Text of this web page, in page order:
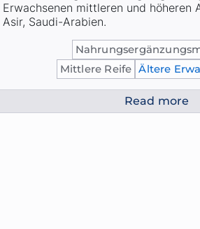
Read more
Erwachsenen mittleren und höheren
Asir, Saudi-Arabien.
Mittlere Reife Ältere